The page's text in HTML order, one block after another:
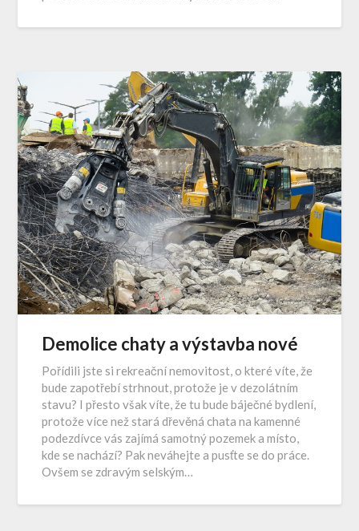
Demolice chaty a výstavba nové
Pořídili jste si rekreační nemovitost, o které víte, že
bude zapotřebí strhnout, protože je v dezolátním
stavu? I přesto však víte, že tu bude báječné bydlení,
protože více než stará dřevěná chata na kamenné
podezdívce vás zajímá samotný pozemek a místo,
kde se nachází? Pak neváhejte a pusťte se do práce.
Ovšem se zdravým selským…